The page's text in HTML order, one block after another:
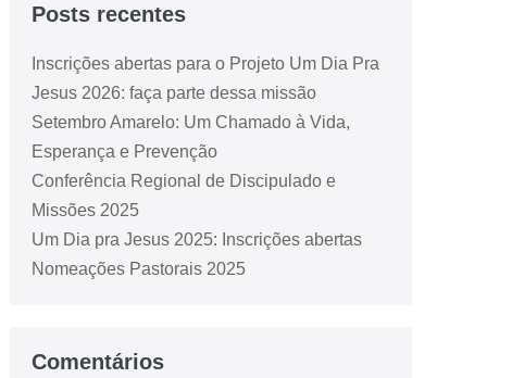
Posts recentes
Inscrições abertas para o Projeto Um Dia Pra
Jesus 2026: faça parte dessa missão
Setembro Amarelo: Um Chamado à Vida,
Esperança e Prevenção
Conferência Regional de Discipulado e
Missões 2025
Um Dia pra Jesus 2025: Inscrições abertas
Nomeações Pastorais 2025
Comentários